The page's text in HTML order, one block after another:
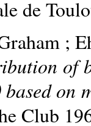
de
;
of
on
Club